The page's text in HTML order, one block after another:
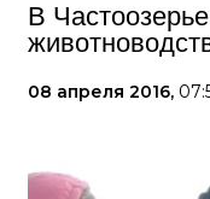
В
08 апреля 2016,